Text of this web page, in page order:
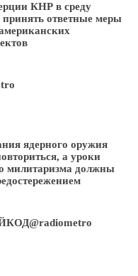
КНР в среду
ответные меры
ядерного оружия
а уроки
милитаризма должны